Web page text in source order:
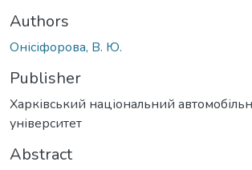
Authors
Онісіфорова, В. Ю.
Publisher
Харківський національний
університет
Abstract